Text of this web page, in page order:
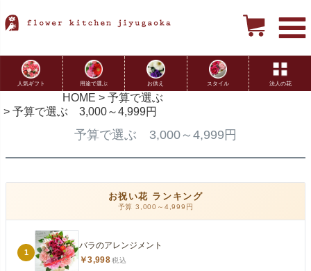
人気ギフト 用途で選ぶ お供え スタイル 法人の花
HOME
予算で選ぶ
予算で選ぶ 3,000～4,999円
予算で選ぶ 3,000～4,999円
お祝い花 ランキング
予算 3,000～4,999円
1
バラのアレンジメント
￥3,998税込